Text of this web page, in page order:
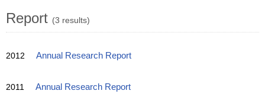
Report (3 results)
2012 Annual Research Report
2011 Annual Research Report